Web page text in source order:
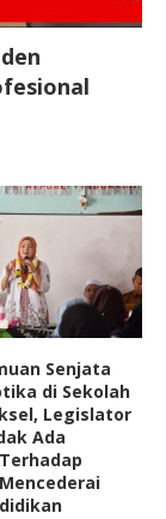
Senjata
di Sekolah
Legislator
Ada